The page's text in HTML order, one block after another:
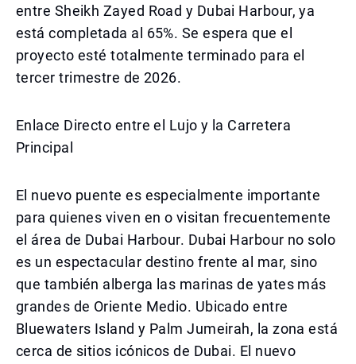
entre Sheikh Zayed Road y Dubai Harbour, ya
está completada al 65%. Se espera que el
proyecto esté totalmente terminado para el
tercer trimestre de 2026.
Enlace Directo entre el Lujo y la Carretera
Principal
El nuevo puente es especialmente importante
para quienes viven en o visitan frecuentemente
el área de Dubai Harbour. Dubai Harbour no solo
es un espectacular destino frente al mar, sino
que también alberga las marinas de yates más
grandes de Oriente Medio. Ubicado entre
Bluewaters Island y Palm Jumeirah, la zona está
cerca de sitios icónicos de Dubai. El nuevo